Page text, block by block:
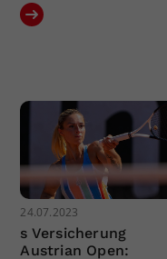
24.07.2023
s Versicherung
Austrian Open: